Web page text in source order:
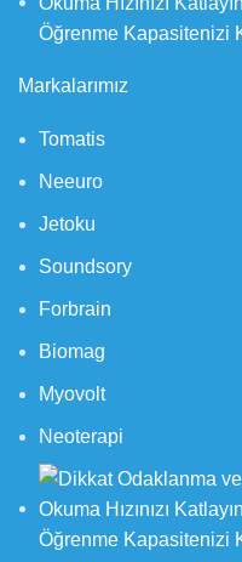
Markalarımız
Tomatis
Neeuro
Jetoku
Soundsory
Forbrain
Biomag
Myovolt
Neoterapi